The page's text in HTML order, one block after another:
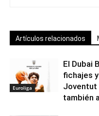
Artículos relacionados
Euroliga
El Dubai
fichajes
Joventut
también